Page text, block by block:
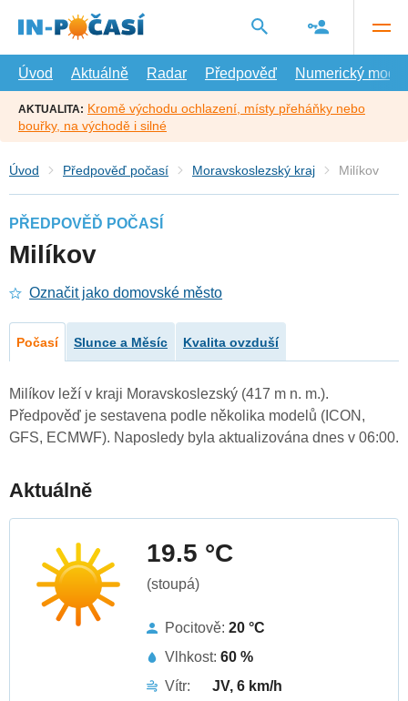
hlavní
Úvod
Aktuálně Radar Předpověď Numerický model
AKTUALITA: Kromě východu ochlazení, místy přeháňky nebo
bouřky, na východě i silné
Úvod Předpověď počasí Moravskoslezský kraj Milíkov
PŘEDPOVĚĎ POČASÍ
Milíkov
Označit jako domovské město
Počasí Slunce a Měsíc Kvalita ovzduší
Milíkov leží v kraji Moravskoslezský (417 m n. m.).
Předpověď je sestavena podle několika modelů (ICON,
GFS, ECMWF). Naposledy byla aktualizována dnes v 06:00.
Aktuálně
19.5 °C
(stoupá)
Pocitově: 20 °C
Vlhkost: 60 %
Vítr:
JV, 6 km/h